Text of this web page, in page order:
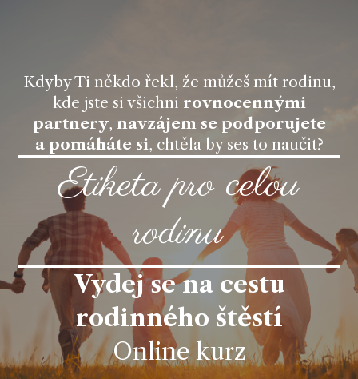
Kdyby Ti někdo řekl, že můžeš mít rodinu,
kde jste si všichni rovnocennými
partnery, navzájem se podporujete
a pomáháte si, chtěla by ses to naučit?
Etiketa pro celou
rodinu
Vydej se na cestu
rodinného štěstí
Online kurz